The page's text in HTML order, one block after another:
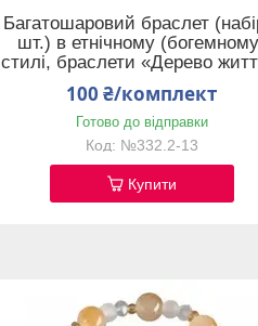
Багатошаровий браслет
шт.) в етнічному
стилі, браслети «Дерево
100 ₴/комплект
Готово до відправки
№332.2-13
Купити